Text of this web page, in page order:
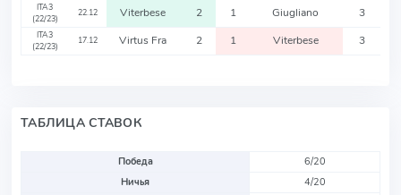
ITA3
(22/23)
22.12 Viterbese 2 1 Giugliano 3
ITA3
(22/23)
17.12 Virtus Fra 2 1 Viterbese 3
ТАБЛИЦА СТАВОК
Победа
6/20
Ничья
4/20